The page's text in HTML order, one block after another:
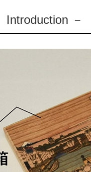
Introduction －